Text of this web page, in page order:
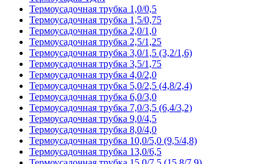
Термоусадочная трубка 1,0/0,5
Термоусадочная трубка 1,5/0,75
Термоусадочная трубка 2,0/1,0
Термоусадочная трубка 2,5/1,25
Термоусадочная трубка 3,0/1,5 (3,2/1,6)
Термоусадочная трубка 3,5/1,75
Термоусадочная трубка 4,0/2,0
Термоусадочная трубка 5,0/2,5 (4,8/2,4)
Термоусадочная трубка 6,0/3,0
Термоусадочная трубка 7,0/3,5 (6,4/3,2)
Термоусадочная трубка 9,0/4,5
Термоусадочная трубка 8,0/4,0
Термоусадочная трубка 10,0/5,0 (9,5/4,8)
Термоусадочная трубка 13,0/6,5